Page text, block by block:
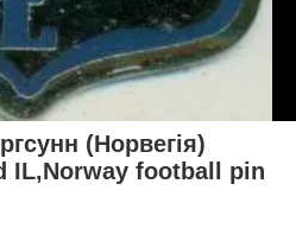
(Норвегія)
IL,Norway football pin